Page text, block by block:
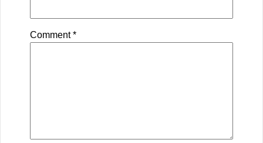
Comment*